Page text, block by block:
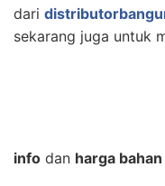
dari
sekarang juga untuk
info dan harga